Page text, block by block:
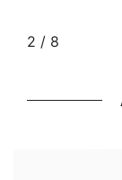
2 / von
8